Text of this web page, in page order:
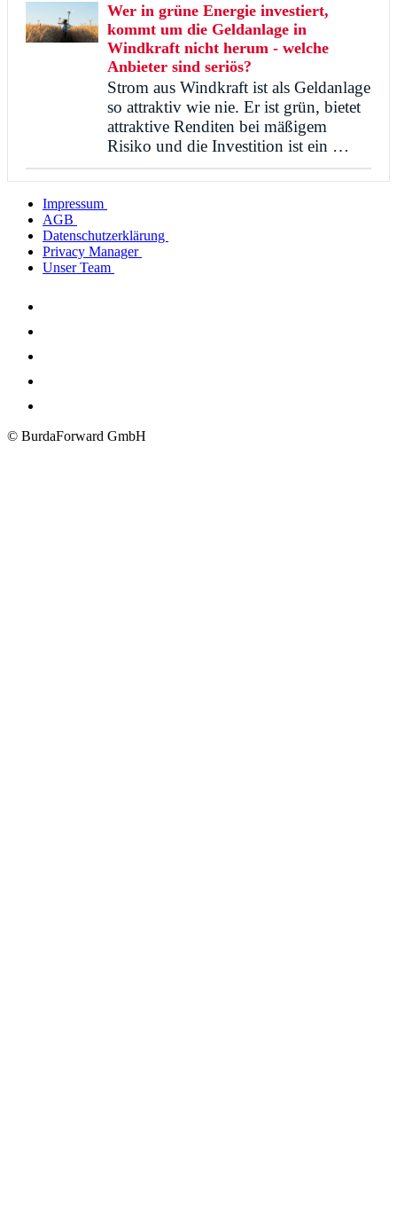
Wer in grüne Energie investiert,
kommt um die Geldanlage in
Windkraft nicht herum - welche
Anbieter sind seriös?
Strom aus Windkraft ist als Geldanlage
so attraktiv wie nie. Er ist grün, bietet
attraktive Renditen bei mäßigem
Risiko und die Investition ist ein …
Impressum
AGB
Datenschutzerklärung
Privacy Manager
Unser Team
© BurdaForward GmbH